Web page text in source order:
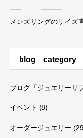
メンズリングのサイズ
blog category
ブログ「ジュエリーリ
イベント (8)
オーダージュエリー